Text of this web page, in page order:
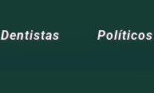
Dentistas Políticos